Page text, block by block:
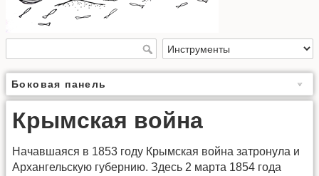
Боковая панель
Крымская война
Начавшаяся в 1853 году Крымская война затронула и
Архангельскую губернию. Здесь 2 марта 1854 года